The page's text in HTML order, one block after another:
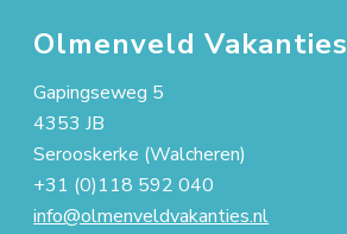
Olmenveld Vakanties
Gapingseweg 5
4353 JB
Serooskerke (Walcheren)
+31 (0)118 592 040
info@olmenveldvakanties.nl